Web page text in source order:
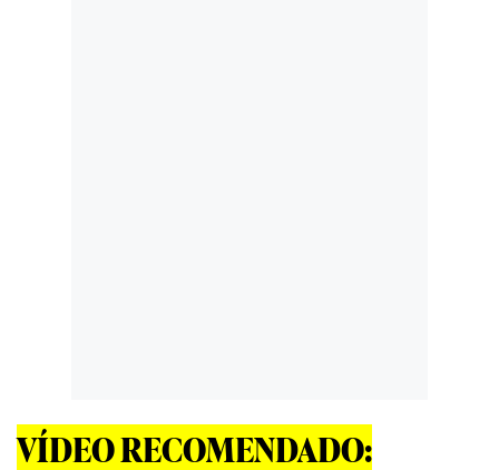
VÍDEO RECOMENDADO: